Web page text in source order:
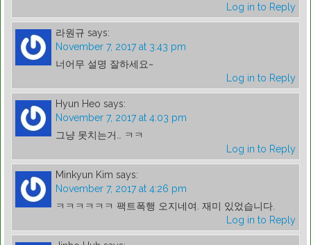
Log in to Reply
라원규 says:
November 7, 2017 at 3:43 pm
너어무 설명 잘하세요~
Log in to Reply
Hyun Heo says:
November 7, 2017 at 4:03 pm
그냥 못치는거… ㅋㅋ
Log in to Reply
Minkyun Kim says:
November 7, 2017 at 4:26 pm
ㅋㅋㅋㅋㅋㅋ 팩트폭행 오지네여. 재미 있었습니다.
Log in to Reply